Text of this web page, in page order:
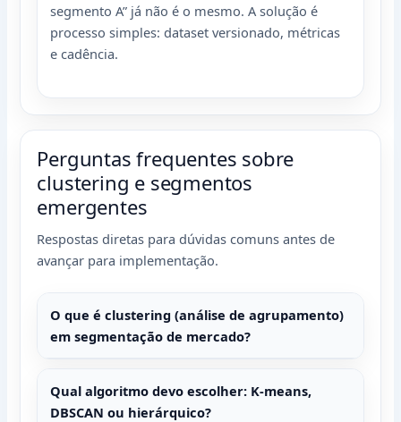
segmento A” já não é o mesmo. A solução é
processo simples: dataset versionado, métricas
e cadência.
Perguntas frequentes sobre
clustering e segmentos
emergentes
Respostas diretas para dúvidas comuns antes de
avançar para implementação.
O que é clustering (análise de agrupamento)
em segmentação de mercado?
Qual algoritmo devo escolher: K-means,
DBSCAN ou hierárquico?